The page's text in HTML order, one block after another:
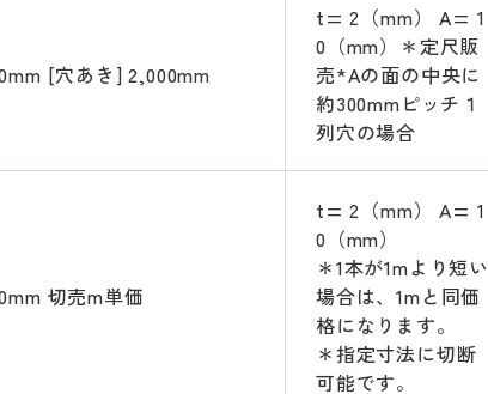
[穴あき] 2,000mm
t= 2（mm） A= 1
0（mm）＊定尺販
売*Aの面の中央に
約300mmピッチ１
列穴の場合
切売m単価
t= 2（mm） A= 1
0（mm）
＊1本が1mより短い
場合は、1mと同価
格になります。
＊指定寸法に切断
可能です。